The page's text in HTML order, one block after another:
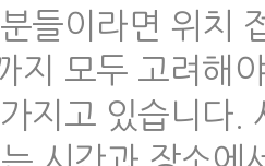
들이라면 위치
지 모두 고려해
지고 있습니다.